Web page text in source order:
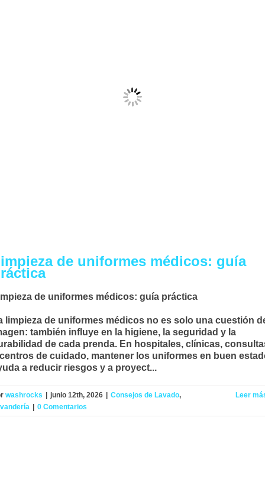
de uniformes médicos: guía
de uniformes médicos: guía práctica
limpieza de uniformes médicos no es solo una cuestión
también influye en la higiene, la seguridad y la
de cada prenda. En hospitales, clínicas,
de cuidado, mantener los uniformes en buen
a reducir riesgos y a proyect...
washrocks junio 12th, 2026 Consejos de Lavado,
0 Comentarios
Leer